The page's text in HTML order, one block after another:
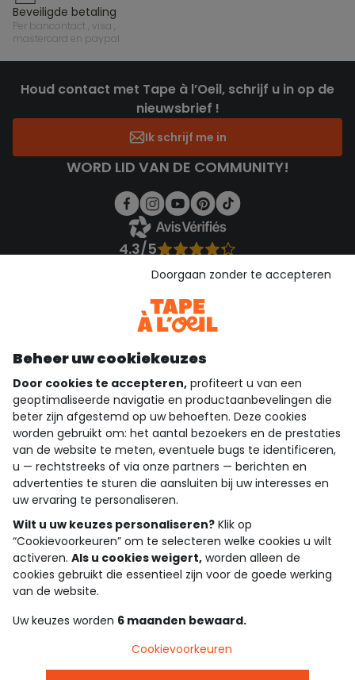
beveiligde betaling
per bancontact , visa ,
mastercard en paypal
Houd contact met Tape à l’Oeil, schrijf u in op de
nieuwsbrief !
Ik schrijf me in
WORD LID VAN DE COMMUNITY!
4.3/5
Bekijk de vertrouwensverklaring
Download onze applicatie
Ontdek onze applicatie
wie zijn we?
hulp nodig
loyalty club
onze catalogus
Algemene verkoop en gebruiksvoorwaarden
Privacybeleid
Cookies en persoonsgegevens
Beheer uw cookiekeuzes
Door cookies te accepteren, profiteert u van een
geoptimaliseerde navigatie en productaanbevelingen die
beter zijn afgestemd op uw behoeften. Deze cookies
worden gebruikt om: het aantal bezoekers en de prestaties
van de website te meten, eventuele bugs te identificeren,
u — rechtstreeks of via onze partners — berichten en
advertenties te sturen die aansluiten bij uw interesses en
uw ervaring te personaliseren.
Wilt u uw keuzes personaliseren? Klik op
“Cookievoorkeuren” om te selecteren welke cookies u wilt
activeren. Als u cookies weigert, worden alleen de
cookies gebruikt die essentieel zijn voor de goede werking
van de website.
Uw keuzes worden 6 maanden bewaard.
Doorgaan zonder te accepteren
Cookievoorkeuren